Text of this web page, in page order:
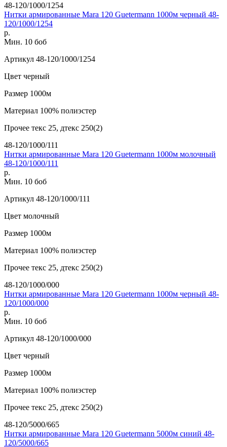
48-120/1000/1254
Нитки армированные Mara 120 Guetermann 1000м черный 48-
120/1000/1254
р.
Мин. 10 боб
Артикул 48-120/1000/1254
Цвет черный
Размер 1000м
Материал 100% полиэстер
Прочее текс 25, дтекс 250(2)
48-120/1000/111
Нитки армированные Mara 120 Guetermann 1000м молочный
48-120/1000/111
р.
Мин. 10 боб
Артикул 48-120/1000/111
Цвет молочный
Размер 1000м
Материал 100% полиэстер
Прочее текс 25, дтекс 250(2)
48-120/1000/000
Нитки армированные Mara 120 Guetermann 1000м черный 48-
120/1000/000
р.
Мин. 10 боб
Артикул 48-120/1000/000
Цвет черный
Размер 1000м
Материал 100% полиэстер
Прочее текс 25, дтекс 250(2)
48-120/5000/665
Нитки армированные Mara 120 Guetermann 5000м синий 48-
120/5000/665